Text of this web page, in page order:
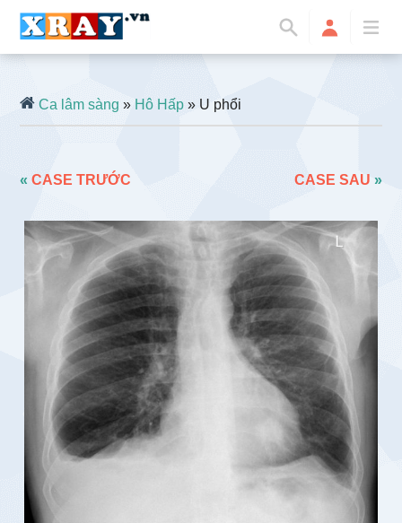
Ca lâm sàng » Hô Hấp » U phổi
«CASE TRƯỚC CASE SAU »